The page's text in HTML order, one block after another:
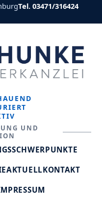
Tel. 03471/316424
UND
AKTUELLKONTAKT